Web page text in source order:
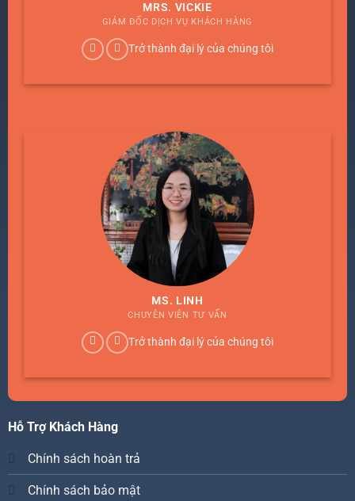
MRS. VICKIE
GIÁM ĐỐC DỊCH VỤ KHÁCH HÀNG
Trở thành đại lý của chúng tôi
MS. LINH
CHUYÊN VIÊN TƯ VẤN
Trở thành đại lý của chúng tôi
Hỗ Trợ Khách Hàng
Chính sách hoàn trả
Chính sách bảo mật